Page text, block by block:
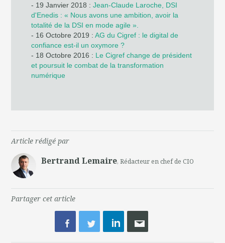
- 19 Janvier 2018 :Jean-Claude Laroche, DSI
d'Enedis : « Nous avons une ambition, avoir la
totalité de la DSI en mode agile ».
- 16 Octobre 2019 :AG du Cigref : le digital de
confiance est-il un oxymore ?
- 18 Octobre 2016 : Le Cigref change de président
et poursuit le combat de la transformation
numérique
Article rédigé par
Bertrand Lemaire, Rédacteur en chef de CIO
Partager cet article